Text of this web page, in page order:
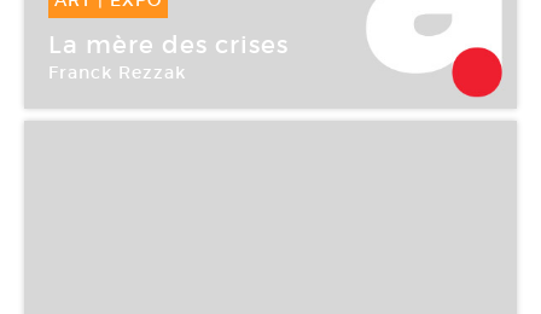
14 Mai -15 Juil 2004
La mère des crises
Franck Rezzak